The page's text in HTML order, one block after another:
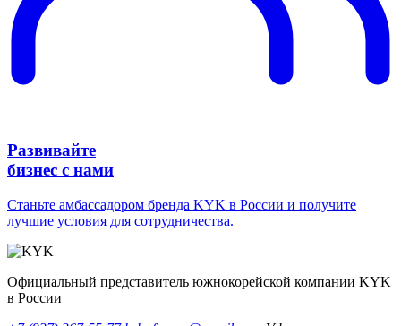
Развивайте
бизнес с нами
Станьте амбассадором бренда KYK в России и получите
лучшие условия для сотрудничества.
Официальный представитель южнокорейской компании KYK
в России